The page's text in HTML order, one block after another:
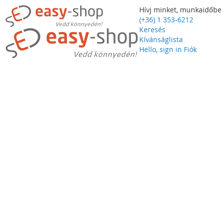
Hívj minket,
(+36) 1 353-6212
Keresés
Kívánságlista
Hello, sign in Fiók